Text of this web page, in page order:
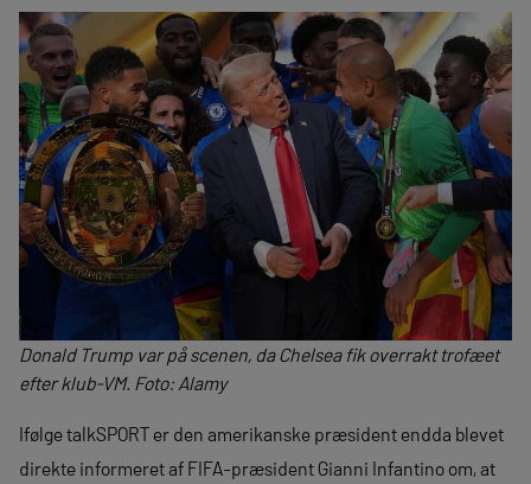
Donald Trump var på scenen, da Chelsea fik overrakt trofæet
efter klub-VM. Foto: Alamy
Ifølge talkSPORT er den amerikanske præsident endda blevet
direkte informeret af FIFA-præsident Gianni Infantino om, at